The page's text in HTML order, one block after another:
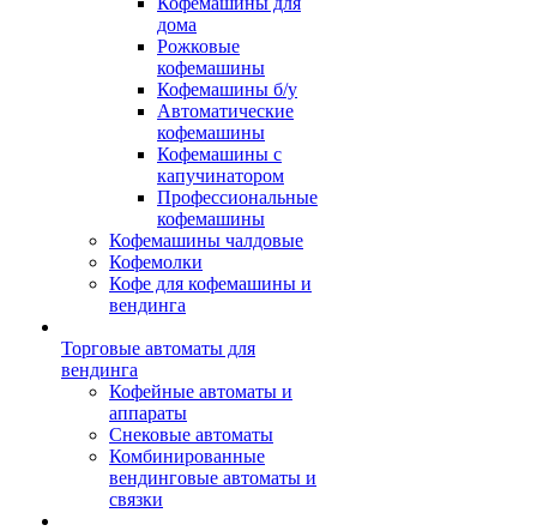
дома
Рожковые
кофемашины
Кофемашины б/у
Автоматические
кофемашины
Кофемашины с
капучинатором
Профессиональные
кофемашины
Кофемашины чалдовые
Кофемолки
Кофе для кофемашины и
вендинга
Торговые автоматы для
вендинга
Кофейные автоматы и
аппараты
Снековые автоматы
Комбинированные
вендинговые автоматы и
связки